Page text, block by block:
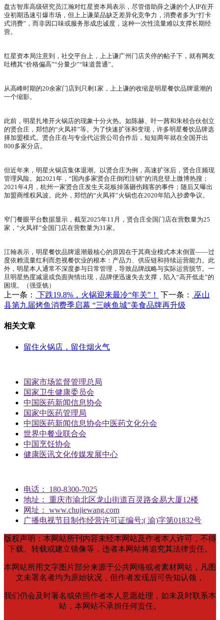
盘古智库高级研究员江瀚对红星资本局表示，尽管借助薛之谦的个人IP在开
业初期迅速引爆市场，但上上谦菜品缺乏差异化竞争力，消费者多为“打卡
式消费”，而非因口味或服务形成忠诚度，这种一次性流量难以支撑长期经
营。
红星资本局注意到，社交平台上，上上谦广州门店关停的帖子下，就有网友
吐槽其“价格偏高”“分量少”“味道普通”。
从高峰时期的20余家门店到只剩1家，上上谦的收缩是明星餐饮品牌退潮的
一个缩影。
此前，明星扎堆开火锅店的现象十分火热。如陈赫、叶一茜和朱桢合伙创立
的贤合庄，郑恺的“火凤祥”等。为了快速扩张和变现，许多明星餐饮品牌选
择加盟模式。贤合庄在与专业代运营公司合作后，短短两年就在全国开出
800多家分店。
但近年来，明星火锅店集体退潮。以贤合庄为例，高速扩张后，贤合庄频现
管理风险。如2021年，“国内多家贤合庄倒闭注销”的消息登上微博热搜；
2021年4月，杭州一家贤合庄发生天花板掉落砸伤顾客的事件；随后又曝出
加盟商维权风波。此外，郑恺的“火凤祥”火锅也在2020年陷入抄袭争议。
窄门餐眼平台数据显示，截至2025年11月，贤合庄全国门店在营数量为25
家，“火凤祥”全国门店在营数量为31家。
江翰表示，明星餐饮品牌退潮最核心的原因在于其商业模式本末倒置——过
度依赖流量红利而忽视餐饮业的根本：产品力、供应链和持续运营能力。此
外，明星本人通常不深度参与日常管理，导致品牌战略与实际运营脱节。一
旦明星热度减退或负面舆情出现，品牌便迅速失去支撑，陷入“高开低走”的
困境。（强亚铣）
上一条： 下跌19.8%，火锅迎来最冷“年关”！ 下一条：
巫山
县第九届烤鱼消费季启幕 “三峡鱼城”美食品牌再升级
相关文章
留住火锅店，留住烟火气
国家市场监督管理总局
国家卫生健康委员会
中国医药新闻信息协会
国家中医药管理局
中国医药新闻信息协会中医药文化分会
世界中餐业联合会
中国烹饪协会
健康医讯文化传媒发展中心
电话： 180-8300-7025
地址： 重庆市渝北区龙山街道百灵路金易大厦12楼
网址： www.chujiewang.com
广播电视节目制作经营许可证编号:( 渝)字第01832号
版权声明：本网站所刊内容未经本网站及作者本人许可，不得
下载、转载或建立镜像等，违者本网站将追究其法律责任。
本网站所用文字图片部分来源于公共网络或者素材网站，凡图
文未署名者均为原始状况，但作者发现后可告知认领，
我们仍会及时署名或依照作者本人意愿处理，如未及时联系本
站，本网站不承担任何责任。